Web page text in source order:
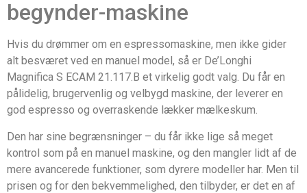
begynder-maskine
Hvis du drømmer om en espressomaskine, men ikke gider
alt besværet ved en manuel model, så er De’Longhi
Magnifica S ECAM 21.117.B et virkelig godt valg. Du får en
pålidelig, brugervenlig og velbygd maskine, der leverer en
god espresso og overraskende lækker mælkeskum.
Den har sine begrænsninger – du får ikke lige så meget
kontrol som på en manuel maskine, og den mangler lidt af de
mere avancerede funktioner, som dyrere modeller har. Men til
prisen og for den bekvemmelighed, den tilbyder, er det en af